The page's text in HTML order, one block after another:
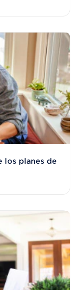
los planes de